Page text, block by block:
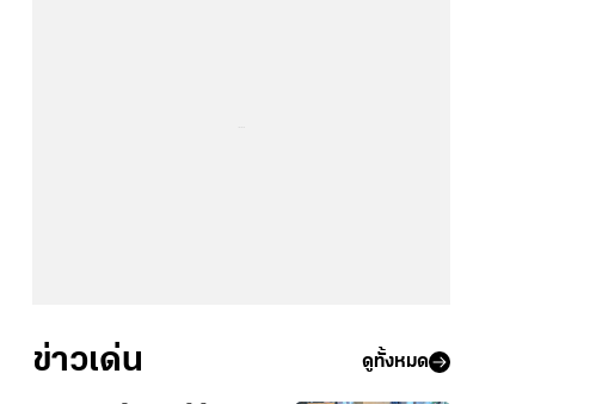
ข่าวเด่น ดูทั้งหมด